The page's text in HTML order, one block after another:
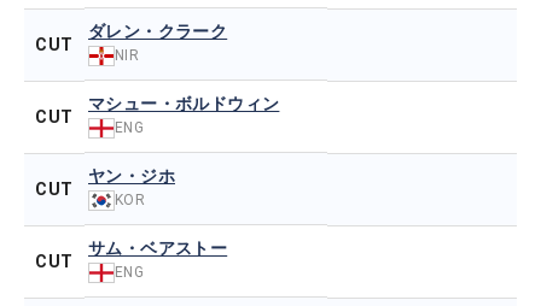
CUT
ダレン・クラーク
NIR
CUT
マシュー・ボルドウィン
ENG
CUT
ヤン・ジホ
KOR
CUT
サム・ベアストー
ENG